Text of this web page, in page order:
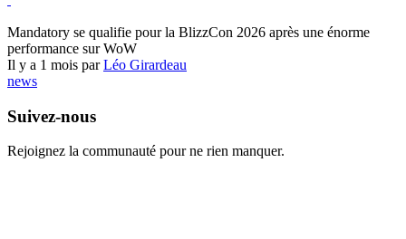
Mandatory se qualifie pour la BlizzCon 2026 après une énorme
performance sur WoW
Il y a 1 mois parLéo Girardeau
news
Suivez-nous
Rejoignez la communauté pour ne rien manquer.